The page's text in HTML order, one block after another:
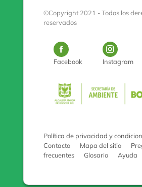
©Copyright 2021 - Todos los
reservados
Facebook Logo Facebook
Instagram
Política de privacidad y
Contacto
Mapa del sitio
frecuentes
Glosario Ayuda